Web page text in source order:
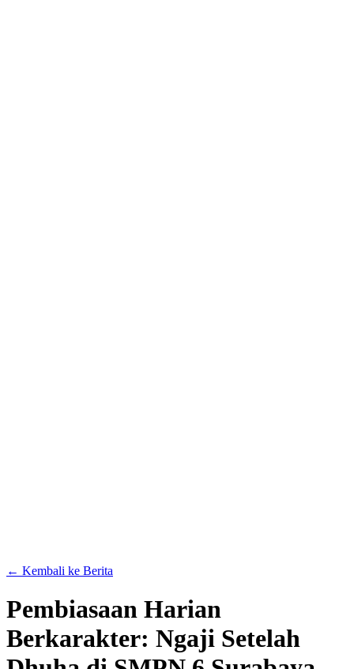
← Kembali ke Berita
Pembiasaan Harian
Berkarakter: Ngaji Setelah